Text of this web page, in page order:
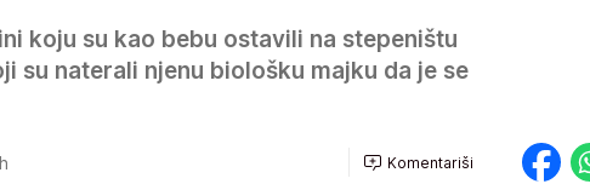
koju su kao bebu ostavili na stepeništu
su naterali njenu biološku majku da je se
Komentariši